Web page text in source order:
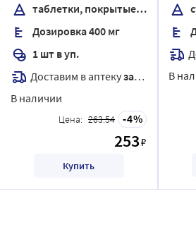
таблетки, покрытые пленочной оболочкой
Дозировка 400 мг
1 шт в уп.
Доставим в аптекузавтра
В наличии
Цена: 263.54 4
253₽
Купить
В